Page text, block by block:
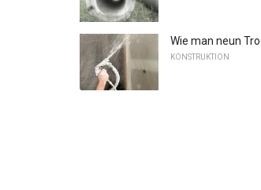
Wie man neun
KONSTRUKTION